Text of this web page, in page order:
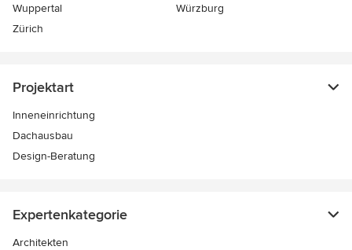
Wuppertal
Würzburg
Zürich
Projektart
Inneneinrichtung
Dachausbau
Design-Beratung
Expertenkategorie
Architekten